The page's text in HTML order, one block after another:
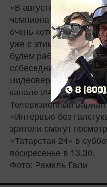
«В августе, как
чемпионат
очень хотели, чтобы
уже с этим
будем работать,
собеседник агентства.
Видеоверсию
канале ИА «Татар-
Телевизионный
«Интервью без
зрители смогут
«Татарстан 24» в
воскресенье в 13.30.
Фото: Рамиль Гали